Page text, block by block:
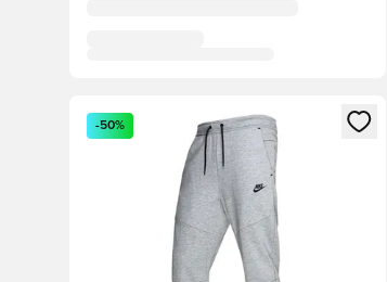
Åbner en Modal til at logge ind eller
-50%